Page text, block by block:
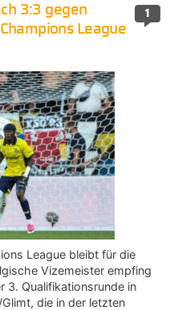
1
3:3 gegen
League
League bleibt für die
Vizemeister empfing
3. Qualifikationsrunde in
die in der letzten